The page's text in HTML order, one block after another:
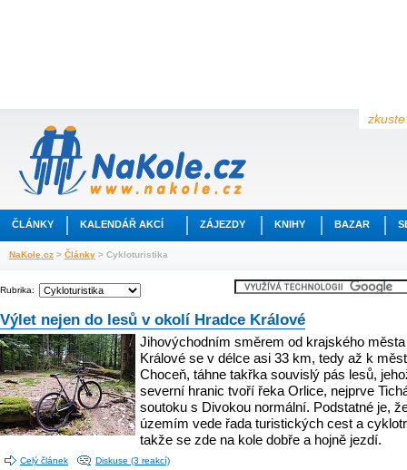
ČLÁNKY KALENDÁŘ AKCÍ ZÁJEZDY KNIHY BAZAR
NaKole.cz > Články > Cykloturistika
Rubrika:
Výlet nejen do lesů v okolí Hradce Králové
Jihovýchodním směrem od krajského
Králové se v délce asi 33 km, tedy až k
Choceň, táhne takřka souvislý pás lesů,
severní hranic tvoří řeka Orlice, nejprve
soutoku s Divokou normální. Podstatné je,
územím vede řada turistických cest a
takže se zde na kole dobře a hojně jezdí.
Celý článek Diskuse (3 reakcí)